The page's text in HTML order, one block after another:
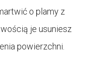
o plamy z
je usuniesz
powierzchni.